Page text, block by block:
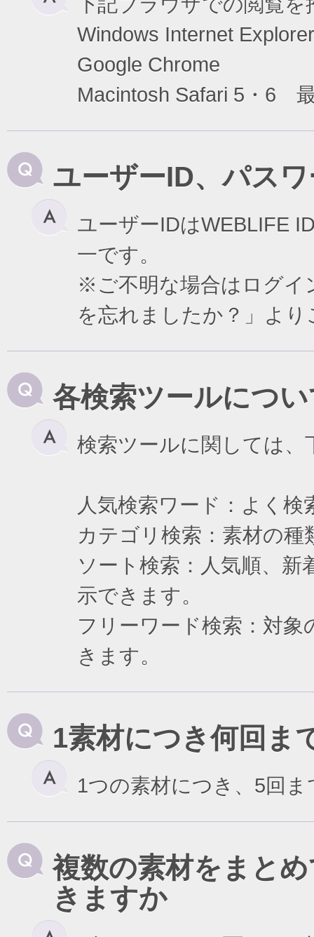
Windows Internet
Google Chrome
Macintosh Safari 5・6
ユーザーID、パス
ユーザーIDはWEBLIFE
一です。
※ご不明な場合はログイ
を忘れましたか？」よ
各検索ツールにつ
検索ツールに関しては
人気検索ワード：よく
カテゴリ検索：素材の
ソート検索：人気順、
示できます。
フリーワード検索：対
きます。
1素材につき何回ま
1つの素材につき、5回
複数の素材をまと
きますか